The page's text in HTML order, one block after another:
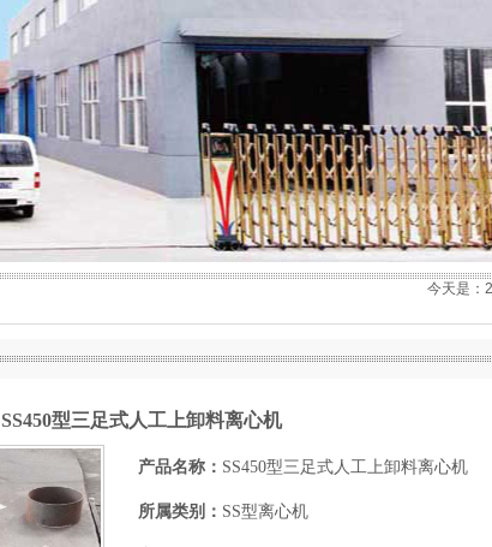
今天是：
SS450型三足式人工上卸料离心机
产品名称： SS450型三足式人工上卸料离心机
所属类别： SS型离心机